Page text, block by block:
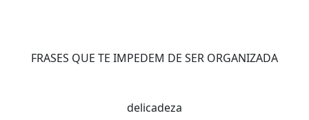
FRASES QUE TE IMPEDEM DE SER ORGANIZADA
delicadeza